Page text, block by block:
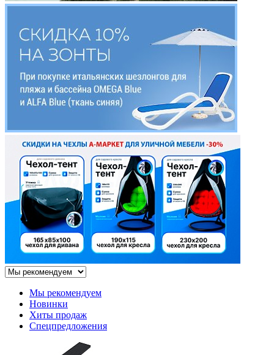
Мы рекомендуем
Новинки
Хиты продаж
Спецпредложения